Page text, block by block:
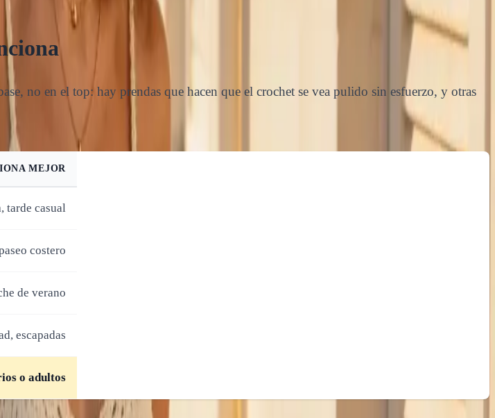
no en el top: hay prendas que hacen que el crochet se vea pulido sin esfuerzo, y otras
MEJOR
tarde casual
costero
de verano
escapadas
o adultos